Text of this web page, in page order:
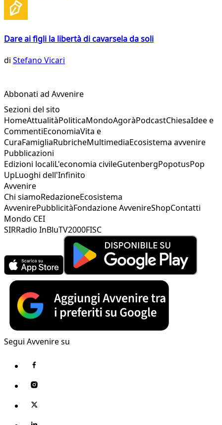
Dare ai figli la libertà di cavarsela da soli
di Stefano Vicari
Abbonati ad Avvenire
Sezioni del sito
HomeAttualitàPoliticaMondoAgoràPodcastChiesaIdee e
CommentiEconomiaVita e
CuraFamigliaRubricheMultimediaEcosistema avvenire
Pubblicazioni
Edizioni localiL'economia civileGutenbergPopotusPop
UpLuoghi dell'Infinito
Avvenire
Chi siamoRedazioneEcosistema
AvvenirePubblicitàFondazione AvvenireShopContatti
Mondo CEI
SIRRadio InBluTV2000FISC
Segui Avvenire su